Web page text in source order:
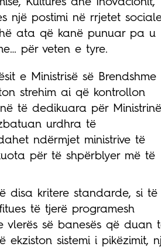
një postimi në rrjetet
ata që kanë punuar pa u
për veten e tyre.
e Ministrisë së Brendshme
strehim ai që kontrollon
të dedikuara për Ministrinë
urdhra të
ndërmjet ministrive të
për të shpërblyer më të
disa kritere standarde, si të
të tjerë programesh
vlerës së banesës që duan
ekziston sistemi i pikëzimit,